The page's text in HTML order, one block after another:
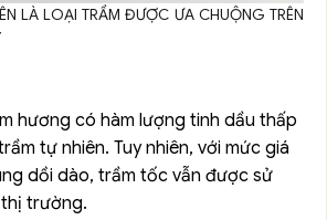
LÀ LOẠI TRẦM ĐƯỢC ƯA CHUỘNG TRÊN
hương có hàm lượng tinh dầu thấp
tự nhiên. Tuy nhiên, với mức giá
dồi dào, trầm tốc vẫn được sử
trường.